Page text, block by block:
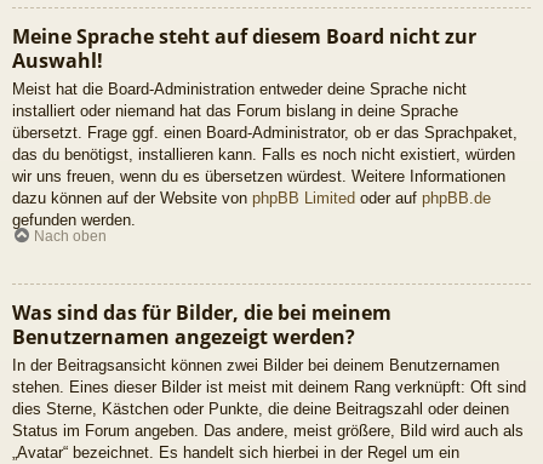
Meine Sprache steht auf diesem Board nicht zur
Auswahl!
Meist hat die Board-Administration entweder deine Sprache nicht
installiert oder niemand hat das Forum bislang in deine Sprache
übersetzt. Frage ggf. einen Board-Administrator, ob er das Sprachpaket,
das du benötigst, installieren kann. Falls es noch nicht existiert, würden
wir uns freuen, wenn du es übersetzen würdest. Weitere Informationen
dazu können auf der Website von phpBB Limited oder auf phpBB.de
gefunden werden.
Nach oben
Was sind das für Bilder, die bei meinem
Benutzernamen angezeigt werden?
In der Beitragsansicht können zwei Bilder bei deinem Benutzernamen
stehen. Eines dieser Bilder ist meist mit deinem Rang verknüpft: Oft sind
dies Sterne, Kästchen oder Punkte, die deine Beitragszahl oder deinen
Status im Forum angeben. Das andere, meist größere, Bild wird auch als
„Avatar“ bezeichnet. Es handelt sich hierbei in der Regel um ein